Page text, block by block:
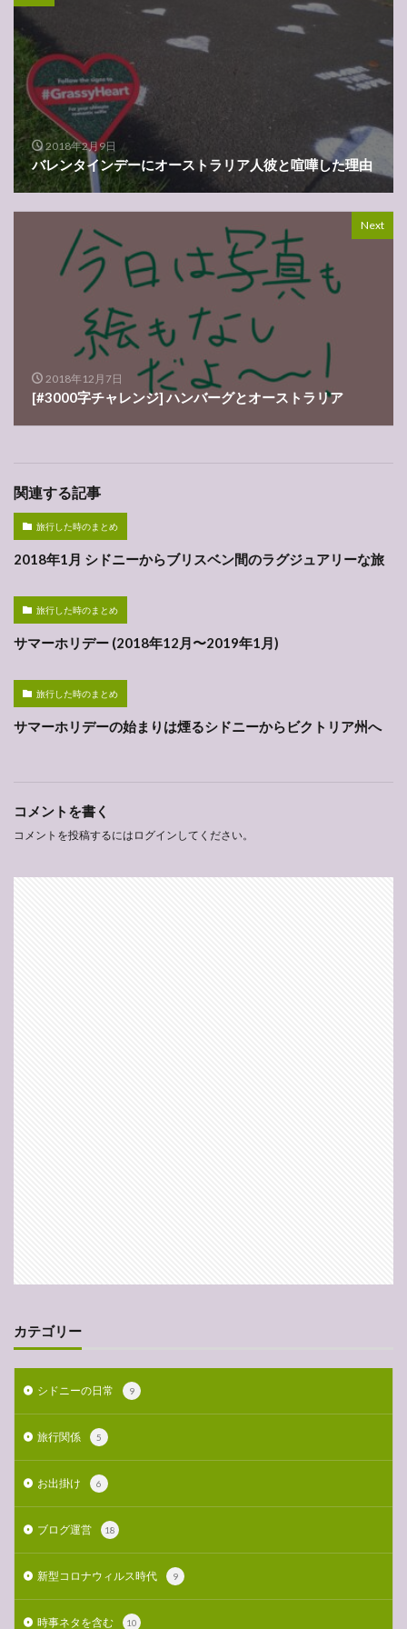
2018年2月9日
バレンタインデーにオーストラリア人彼と喧嘩した理由
Next
2018年12月7日
[#3000字チャレンジ] ハンバーグとオーストラリア
関連する記事
旅行した時のまとめ
2018年1月 シドニーからブリスベン間のラグジュアリーな旅
旅行した時のまとめ
サマーホリデー (2018年12月〜2019年1月)
旅行した時のまとめ
サマーホリデーの始まりは煙るシドニーからビクトリア州へ
コメントを書く
コメントを投稿するには ログイン してください。
カテゴリー
シドニーの日常 9
旅行関係 5
お出掛け 6
ブログ運営 18
新型コロナウィルス時代 9
時事ネタを含む 10